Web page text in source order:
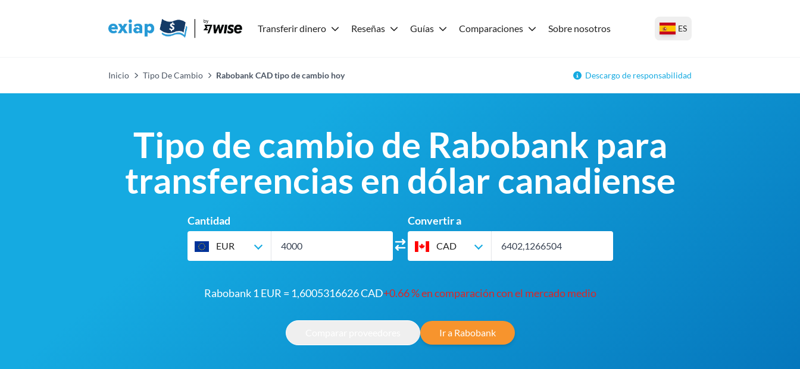
Transferir dinero Reseñas Guías Comparaciones Sobre nosotros ES
Inicio Tipo De Cambio Rabobank CAD tipo de cambio hoy Descargo de responsabilidad
Tipo de cambio de Rabobank para
transferencias en dólar canadiense
Cantidad
EUR
Convertir a
CAD
Rabobank 1 EUR = 1,6005316626 CAD+0.66 % en comparación con el mercado medio
Ir a Rabobank